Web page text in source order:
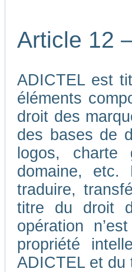
Article 12
ADICTEL est
éléments
droit des
des bases de
logos, charte
domaine, etc.
traduire,
titre du droit
opération
propriété
ADICTEL et du